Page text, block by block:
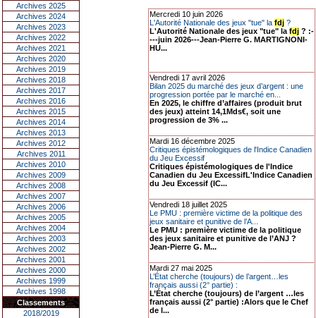
Archives 2025
Archives 2024
Archives 2023
Archives 2022
Archives 2021
Archives 2020
Archives 2019
Archives 2018
Archives 2017
Archives 2016
Archives 2015
Archives 2014
Archives 2013
Archives 2012
Archives 2011
Archives 2010
Archives 2009
Archives 2008
Archives 2007
Archives 2006
Archives 2005
Archives 2004
Archives 2003
Archives 2002
Archives 2001
Archives 2000
Archives 1999
Archives 1998
Classements
2018/2019
Mercredi 10 juin 2026
L'Autorité Nationale des jeux "tue" la fdj ?
L'Autorité Nationale des jeux "tue" la fdj ? :-
---juin 2026---Jean-Pierre G. MARTIGNONI-
HU...
Vendredi 17 avril 2026
Bilan 2025 du marché des jeux d’argent : une
progression portée par le marché en...
En 2025, le chiffre d’affaires (produit brut
des jeux) atteint 14,1Mds€, soit une
progression de 3% ...
Mardi 16 décembre 2025
Critiques épistémologiques de l'Indice Canadien
du Jeu Excessif
Critiques épistémologiques de l'Indice
Canadien du Jeu ExcessifL'Indice Canadien
du Jeu Excessif (IC...
Vendredi 18 juillet 2025
Le PMU : première victime de la politique des
jeux sanitaire et punitive de l’A...
Le PMU : première victime de la politique
des jeux sanitaire et punitive de l’ANJ ?
Jean-Pierre G. M...
Mardi 27 mai 2025
L’État cherche (toujours) de l’argent…les
français aussi (2° partie) :
L’État cherche (toujours) de l’argent …les
français aussi (2° partie) :Alors que le Chef
de l...